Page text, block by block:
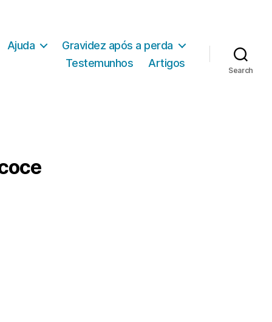
Ajuda
Gravidez após a perda
Testemunhos
Artigos
Search